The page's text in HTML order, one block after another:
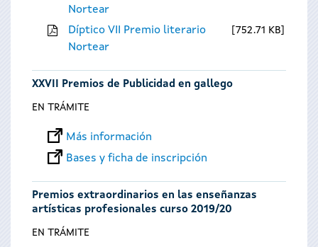
Nortear
Díptico VII Premio literario
Nortear
752.71 KB
XXVII Premios de Publicidad en gallego
EN TRÁMITE
Más información
Bases y ficha de inscripción
Premios extraordinarios en las enseñanzas
artísticas profesionales curso 2019/20
EN TRÁMITE